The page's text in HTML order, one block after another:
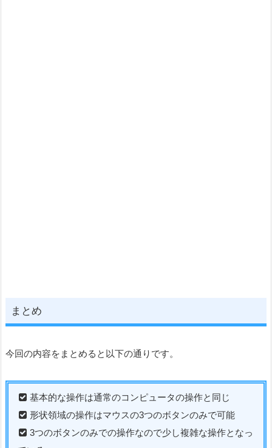
まとめ
今回の内容をまとめると以下の通りです。
基本的な操作は通常のコンピュータの操作と同じ
形状領域の操作はマウスの3つのボタンのみで可能
3つのボタンのみでの操作なので少し複雑な操作となっ